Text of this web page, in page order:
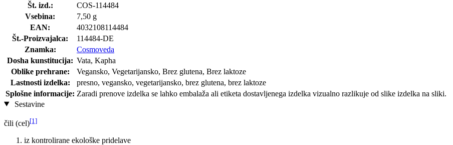
Št. izd.:
COS-114484
Vsebina:
7,50 g
EAN:
4032108114484
Št.-Proizvajalca:
114484-DE
Znamka:
Cosmoveda
Dosha kunstitucija: Vata, Kapha
Oblike prehrane:
Vegansko, Vegetarijansko, Brez glutena, Brez laktoze
Lastnosti izdelka:
presno, vegansko, vegetarijansko, brez glutena, brez laktoze
Splošne informacije: Zaradi prenove izdelka se lahko embalaža ali etiketa dostavljenega izdelka vizualno razlikuje od slike izdelka na sliki.
Sestavine
čili (cel)[1]
iz kontrolirane ekološke pridelave